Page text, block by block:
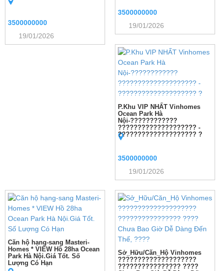
3500000000
19/01/2026
3500000000
19/01/2026
P.Khu VIP NHẤT Vinhomes
Ocean Park Hà
Nội-????????????
???????????????????? -
???????????????????? ?
3500000000
19/01/2026
Căn hộ hạng-sang Masteri-
Homes * VIEW Hồ 28ha Ocean
Park Hà Nội.Giá Tốt. Số
Lượng Có Hạn
Sở_Hữu/Căn_Hộ Vinhomes
????????????????????
???????????????? ????